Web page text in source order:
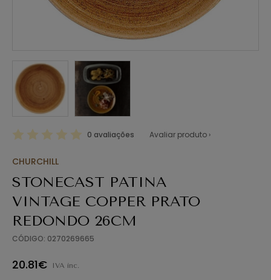
0 avaliações Avaliar produto ›
CHURCHILL
STONECAST PATINA
VINTAGE COPPER PRATO
REDONDO 26CM
CÓDIGO: 0270269665
20.81€ IVA inc.